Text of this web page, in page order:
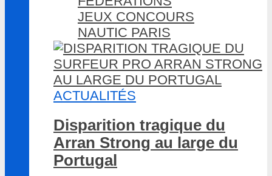
JEUX CONCOURS
NAUTIC PARIS
ACTUALITÉS
Disparition tragique du
Arran Strong au large du
Portugal